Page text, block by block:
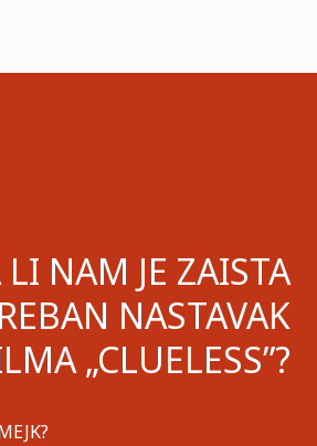
LI NAM JE ZAISTA
NASTAVAK
„CLUELESS”?